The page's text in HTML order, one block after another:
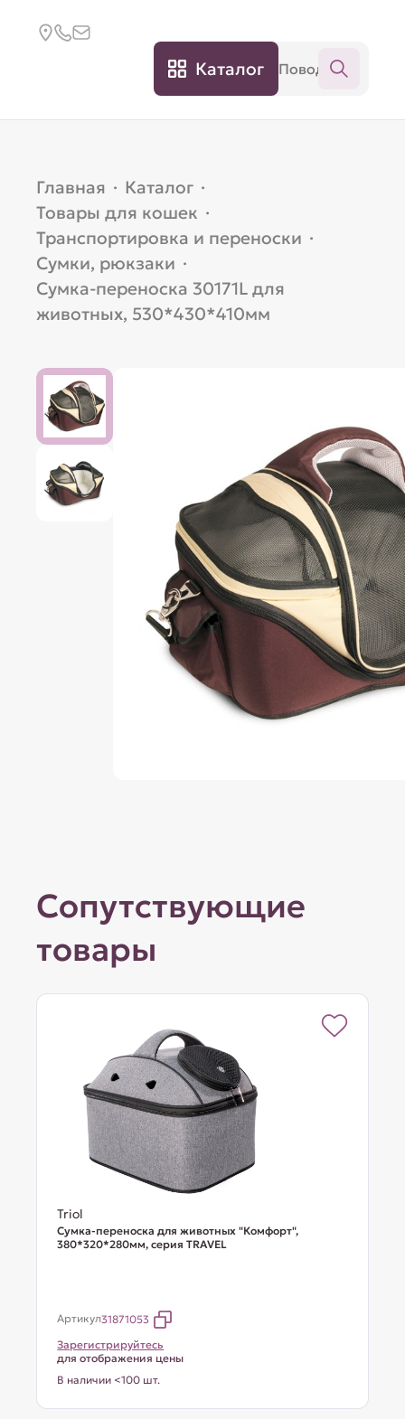
Каталог
Главная · Каталог ·
Товары для кошек ·
Транспортировка и переноски ·
Сумки, рюкзаки ·
Сумка-переноска 30171L для
животных, 530*430*410мм
Сопутствующие
товары
Triol
Сумка-переноска для животных "Комфорт",
380*320*280мм, серия TRAVEL
Артикул31871053
Зарегистрируйтесь
для отображения цены
В наличии <100 шт.